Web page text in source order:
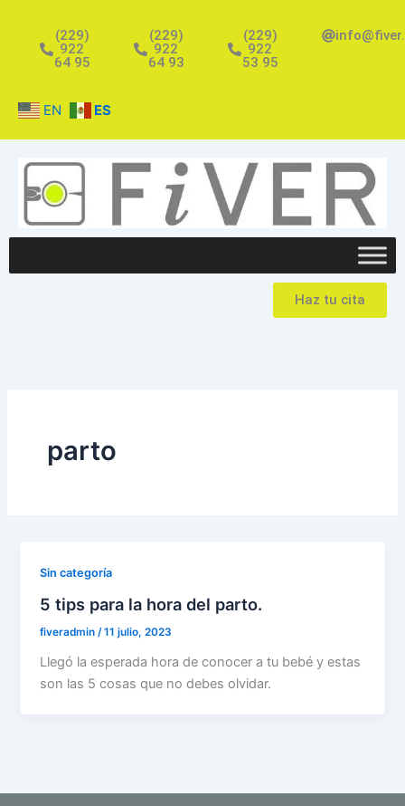
contenido
(229)
922
64 95
(229)
922
64 93
(229)
922
53 95
EN ES
Haz tu cita
parto
Sin categoría
5 tips para la hora del parto.
fiveradmin/11 julio, 2023
Llegó la esperada hora de conocer a tu bebé y estas
son las 5 cosas que no debes olvidar.